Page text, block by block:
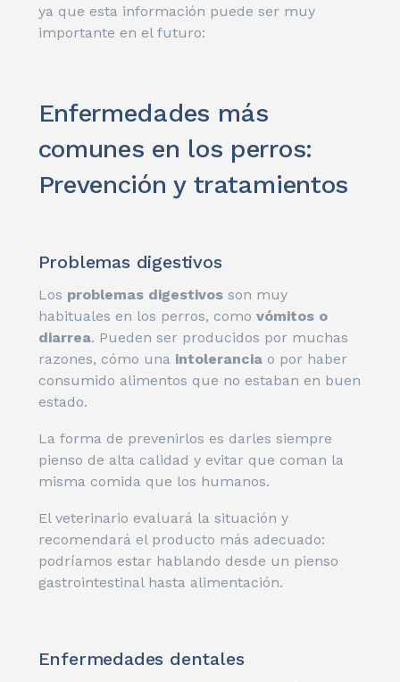
ya que esta información puede ser muy
importante en el futuro:
Enfermedades más
comunes en los perros:
Prevención y tratamientos
Problemas digestivos
Los problemas digestivosson muy
habituales en los perros, como vómitos o
diarrea. Pueden ser producidos por muchas
razones, cómo una intoleranciao por haber
consumido alimentos que no estaban en buen
estado.
La forma de prevenirlos es darles siempre
pienso de alta calidad y evitar que coman la
misma comida que los humanos.
El veterinario evaluará la situación y
recomendará el producto más adecuado:
podríamos estar hablando desde un pienso
gastrointestinal hasta alimentación.
Enfermedades dentales